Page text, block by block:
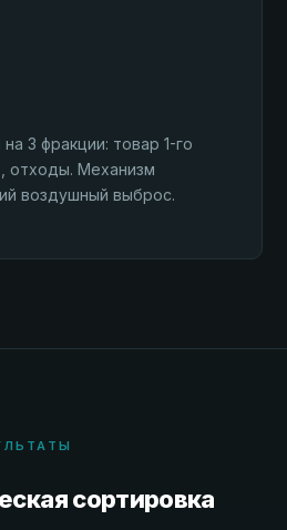
3 фракции: товар 1-го
отходы. Механизм
воздушный выброс.
сортировка